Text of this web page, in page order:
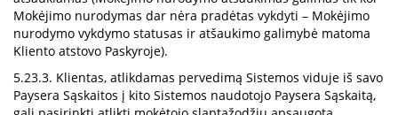
Mokėjimo nurodymas dar nėra pradėtas vykdyti – Mokėjimo
nurodymo vykdymo statusas ir atšaukimo galimybė matoma
Kliento atstovo Paskyroje).
5.23.3. Klientas, atlikdamas pervedimą Sistemos viduje iš savo
Paysera Sąskaitos į kito Sistemos naudotojo Paysera Sąskaitą,